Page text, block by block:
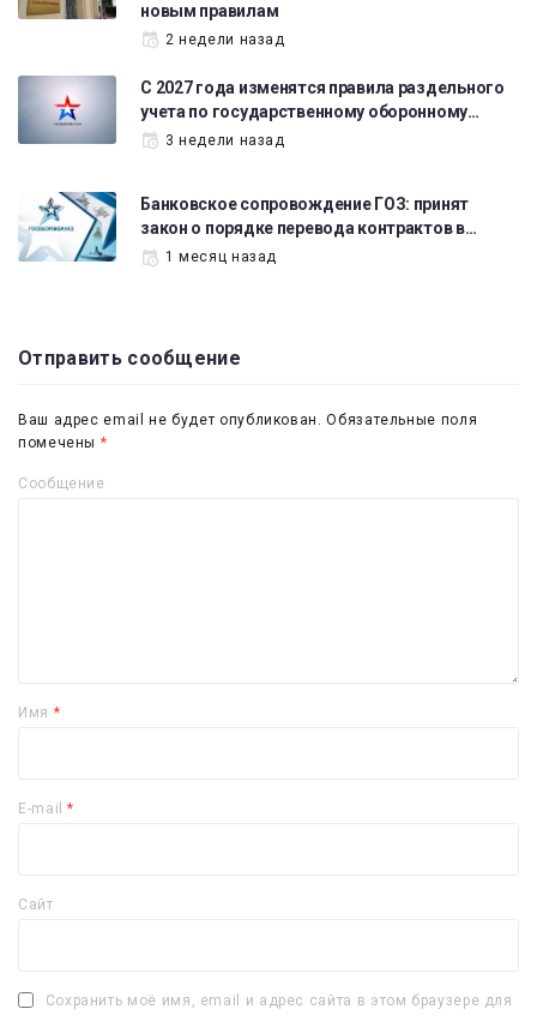
новым правилам
2 недели назад
С 2027 года изменятся правила раздельного
учета по государственному оборонному…
3 недели назад
Банковское сопровождение ГОЗ: принят
закон о порядке перевода контрактов в…
1 месяц назад
Отправить сообщение
Ваш адрес email не будет опубликован. Обязательные поля
помечены *
Сообщение
Имя *
E-mail*
Сайт
Сохранить моё имя, email и адрес сайта в этом браузере для